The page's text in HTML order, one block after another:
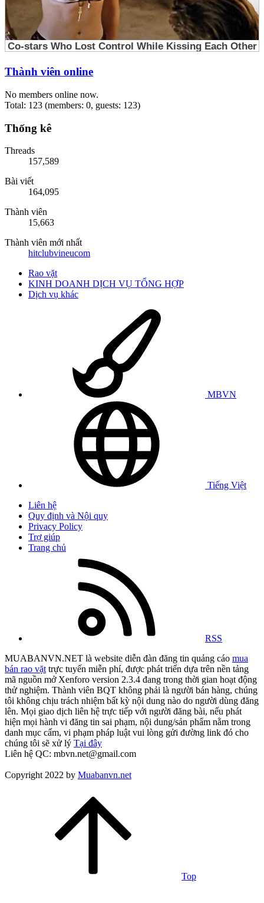
Thành viên online
No members online now.
Total: 123 (members: 0, guests: 123)
Thống kê
Threads
157,589
Bài viết
164,095
Thành viên
15,663
Thành viên mới nhất
hitclubvineucom
Rao vặt
KINH DOANH DỊCH VỤ TỔNG HỢP
Dịch vụ khác
MBVN
Tiếng Việt
Liên hệ
Quy định và Nội quy
Privacy Policy
Trợ giúp
Trang chủ
RSS
MUABANVN.NET là website diễn đàn đăng tin quảng cáo mua
bán rao vặt trực tuyến miễn phí, được phát triển dựa trên nền tảng
mã nguồn mở Xenforo version 2.3.4 đang trong thời gian hoạt động
thử nghiệm. Thành viên BQT không phải là người bán hàng, chúng
tôi không chịu trách nhiệm bất kỳ nội dung nào do người dùng đăng
lên. Mọi giao dịch liên hệ trực tiếp với người đăng bài, nếu phát
hiện mọi hành vi đăng tin sai phạm, nội dung/sản phẩm nằm trong
danh mục cấm, vi phạm pháp luật vui lòng gửi đường link đó cho
chúng tôi sẽ xử lý Tại đây
Liên hệ QC: mbvn.net@gmail.com
Copyright 2022 by Muabanvn.net
Top